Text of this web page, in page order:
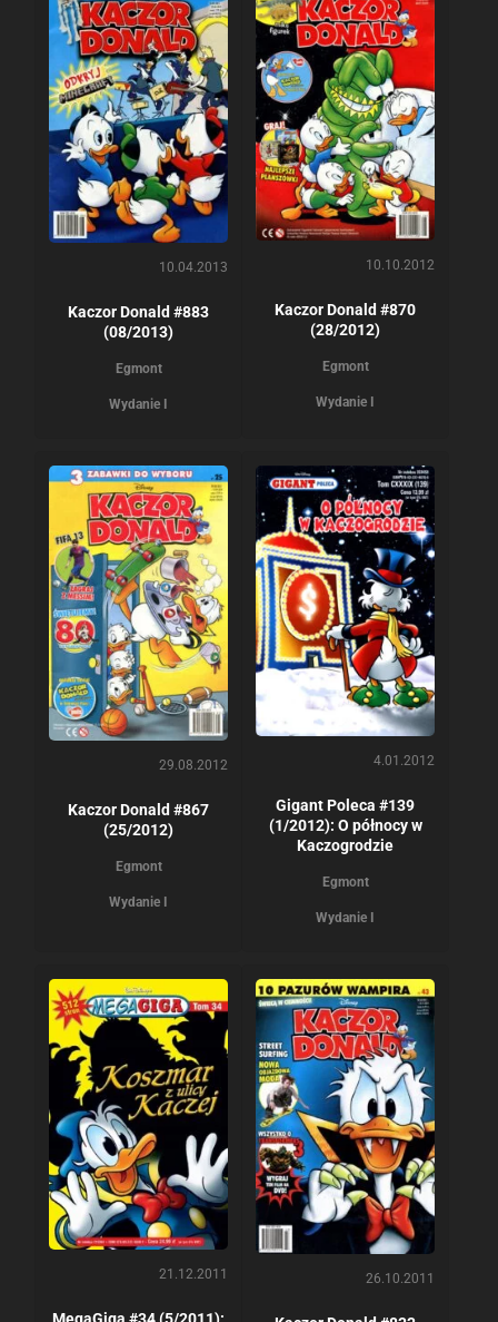
10.04.2013
Kaczor Donald #883
(08/2013)
Egmont
Wydanie I
10.10.2012
Kaczor Donald #870
(28/2012)
Egmont
Wydanie I
29.08.2012
Kaczor Donald #867
(25/2012)
Egmont
Wydanie I
4.01.2012
Gigant Poleca #139
(1/2012): O północy w
Kaczogrodzie
Egmont
Wydanie I
21.12.2011 26.10.2011